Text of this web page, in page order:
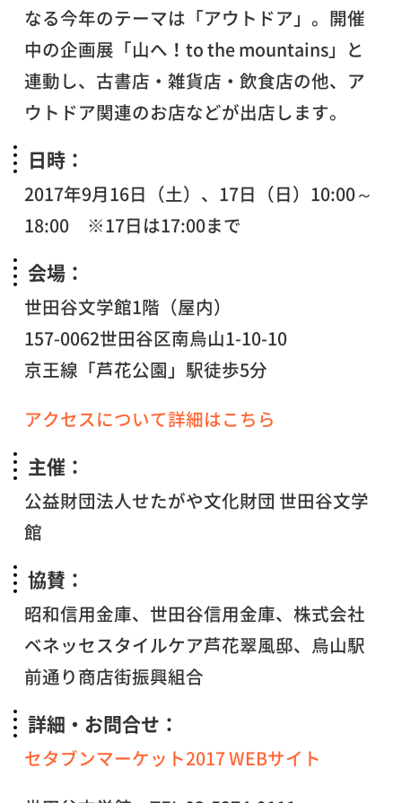
なる今年のテーマは「アウトドア」。開催
中の企画展「山へ！to the mountains」と
連動し、古書店・雑貨店・飲食店の他、ア
ウトドア関連のお店などが出店します。
日時：
2017年9月16日（土）、17日（日）10:00～
18:00 ※17日は17:00まで
会場：
世田谷文学館1階（屋内）
157-0062世田谷区南烏山1-10-10
京王線「芦花公園」駅徒歩5分
アクセスについて詳細はこちら
主催：
公益財団法人せたがや文化財団 世田谷文学
館
協賛：
昭和信用金庫、世田谷信用金庫、株式会社
ベネッセスタイルケア芦花翠風邸、烏山駅
前通り商店街振興組合
詳細・お問合せ：
セタブンマーケット2017 WEBサイト